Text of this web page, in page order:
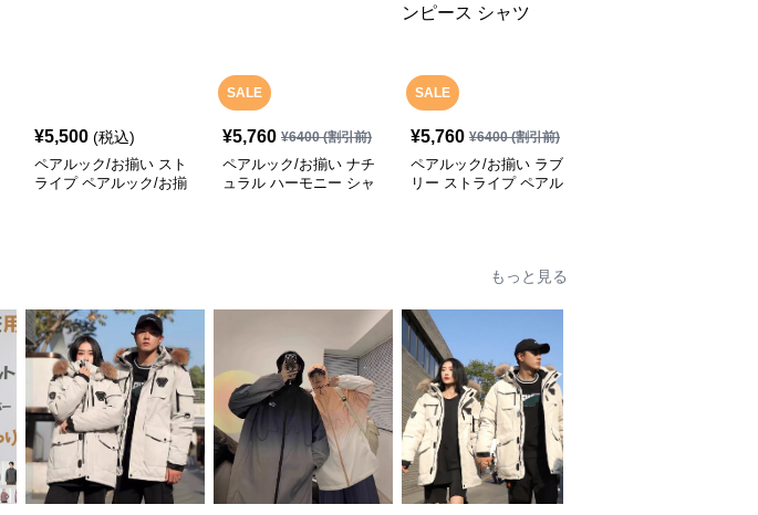
¥5,500 (税込)
ペアルック/お揃い スト
ライプ ペアルック/お揃
SALE
¥5,760 ¥6400(割引前)
ペアルック/お揃い ナチ
ュラル ハーモニー シャ
SALE
¥5,760 ¥6400(割引前)
ペアルック/お揃い ラブ
リー ストライプ ペアル
もっと見る